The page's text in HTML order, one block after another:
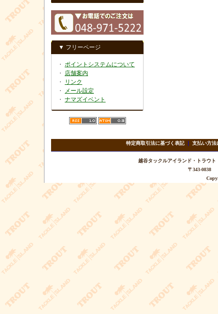
▼ フリーページ
・ ポイントシステムについて
・ 店舗案内
・
リンク
・
メール設定
・ ナマズイベント
特定商取引法に基づく表記｜ 支払い方法
越谷タックルアイランド・トラ
〒343-0838